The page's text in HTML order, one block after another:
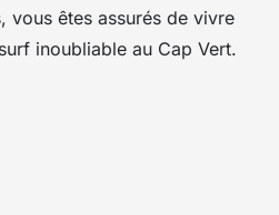
vous êtes assurés de vivre
inoubliable au Cap Vert.